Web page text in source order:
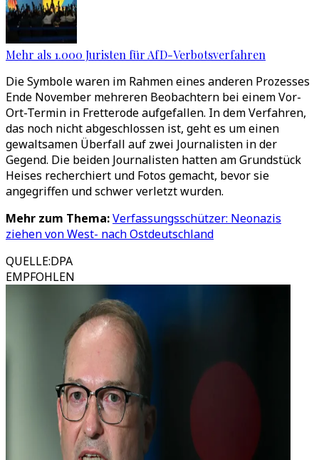
Mehr als 1.000 Juristen für AfD-Verbotsverfahren
Die Symbole waren im Rahmen eines anderen Prozesses
Ende November mehreren Beobachtern bei einem Vor-
Ort-Termin in Fretterode aufgefallen. In dem Verfahren,
das noch nicht abgeschlossen ist, geht es um einen
gewaltsamen Überfall auf zwei Journalisten in der
Gegend. Die beiden Journalisten hatten am Grundstück
Heises recherchiert und Fotos gemacht, bevor sie
angegriffen und schwer verletzt wurden.
Mehr zum Thema:Verfassungsschützer: Neonazis
ziehen von West- nach Ostdeutschland
QUELLE:DPA
EMPFOHLEN